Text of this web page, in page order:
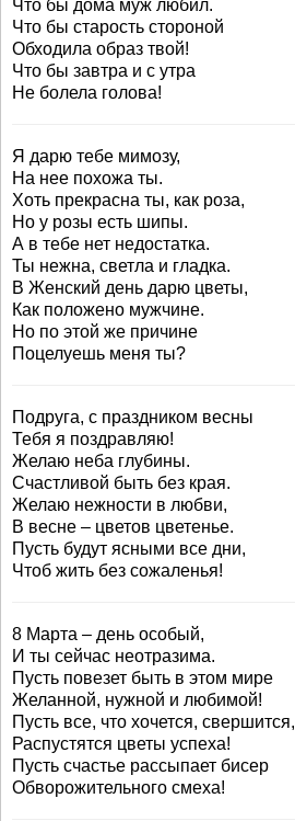
Что бы дома муж любил.
Что бы старость стороной
Обходила образ твой!
Что бы завтра и с утра
Не болела голова!
Я дарю тебе мимозу,
На нее похожа ты.
Хоть прекрасна ты, как роза,
Но у розы есть шипы.
А в тебе нет недостатка.
Ты нежна, светла и гладка.
В Женский день дарю цветы,
Как положено мужчине.
Но по этой же причине
Поцелуешь меня ты?
Подруга, с праздником весны
Тебя я поздравляю!
Желаю неба глубины.
Счастливой быть без края.
Желаю нежности в любви,
В весне – цветов цветенье.
Пусть будут ясными все дни,
Чтоб жить без сожаленья!
8 Марта – день особый,
И ты сейчас неотразима.
Пусть повезет быть в этом мире
Желанной, нужной и любимой!
Пусть все, что хочется, свершится,
Распустятся цветы успеха!
Пусть счастье рассыпает бисер
Обворожительного смеха!